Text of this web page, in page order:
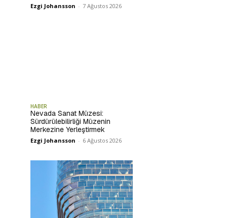
Ezgi Johansson - 7 Ağustos 2026
HABER
Nevada Sanat Müzesi:
Sürdürülebilirliği Müzenin
Merkezine Yerleştirmek
Ezgi Johansson - 6 Ağustos 2026